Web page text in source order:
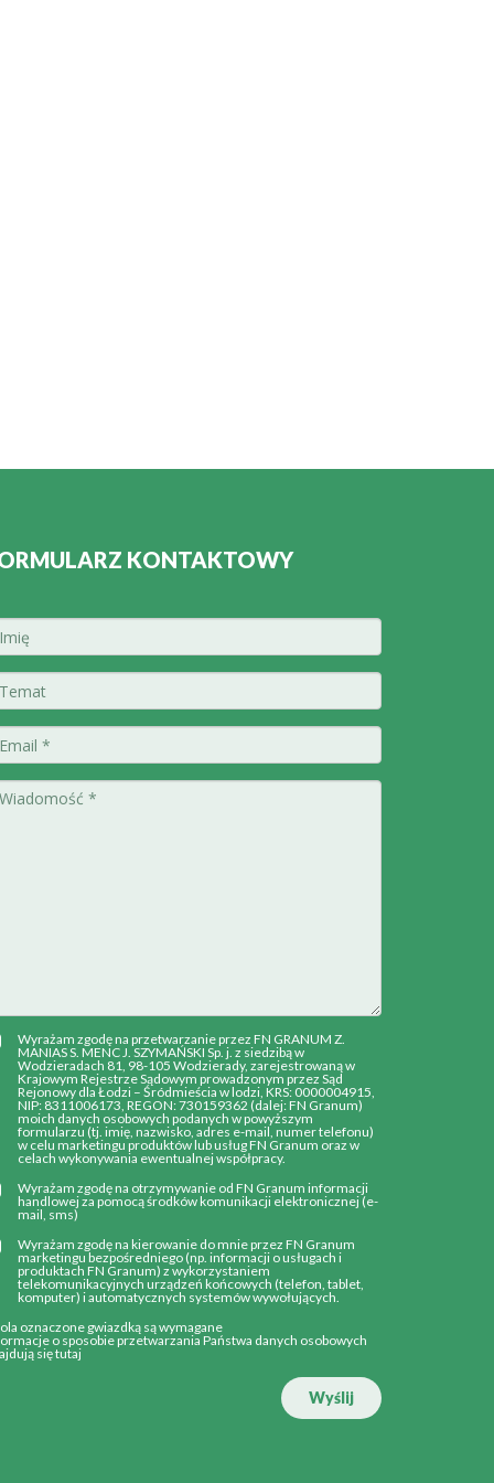
KONTAKTOWY
Wyrażam zgodę na przetwarzanie przez FN GRANUM Z.
MANIAS S. MENC J. SZYMAŃSKI Sp. j. z siedzibą w
Wodzieradach 81, 98-105 Wodzierady, zarejestrowaną w
Krajowym Rejestrze Sądowym prowadzonym przez Sąd
Rejonowy dla Łodzi – Śródmieścia w lodzi, KRS: 0000004915,
NIP: 8311006173, REGON: 730159362 (dalej: FN Granum)
moich danych osobowych podanych w powyższym
formularzu (tj. imię, nazwisko, adres e-mail, numer telefonu)
w celu marketingu produktów lub usług FN Granum oraz w
celach wykonywania ewentualnej współpracy.
Wyrażam zgodę na otrzymywanie od FN Granum informacji
handlowej za pomocą środków komunikacji elektronicznej (e-
mail, sms)
Wyrażam zgodę na kierowanie do mnie przez FN Granum
marketingu bezpośredniego (np. informacji o usługach i
produktach FN Granum) z wykorzystaniem
telekomunikacyjnych urządzeń końcowych (telefon, tablet,
komputer) i automatycznych systemów wywołujących.
oznaczone gwiazdką są wymagane
o sposobie przetwarzania Państwa danych osobowych
siętutaj
Wyślij